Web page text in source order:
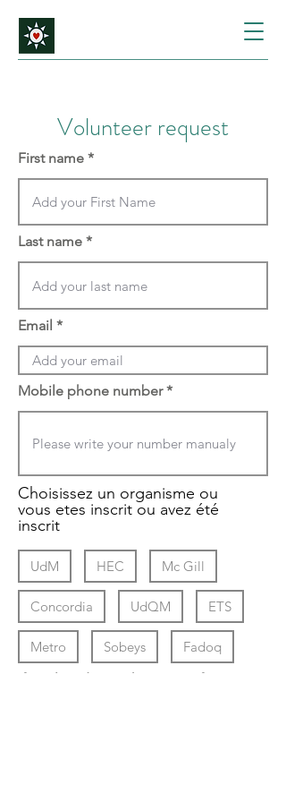
Volunteer request
First name
Last name
Email
Mobile phone number
Choisissez un organisme ou
vous etes inscrit ou avez été
inscrit
UdM HEC Mc Gill
Concordia UdQM ETS
Metro Sobeys
Fadoq
If not listed write the name of an